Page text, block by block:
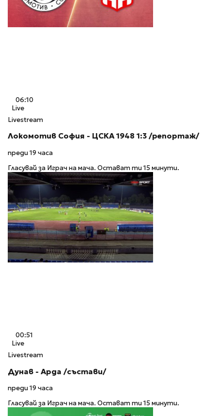
06:10
Live
Livestream
Локомотив София - ЦСКА 1948 1:3 /репортаж/
преди 19 часа
Гласувай за Играч на мача. Остават ти 15 минути.
00:51
Live
Livestream
Дунав - Арда /състави/
преди 19 часа
Гласувай за Играч на мача. Остават ти 15 минути.